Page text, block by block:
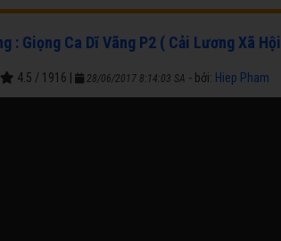
: Giọng Ca Dĩ Vãng P2 ( Cải Lương Xã
4.5 / 1916 28/06/2017 8:14:03 SA - bởi: Hiep Pham